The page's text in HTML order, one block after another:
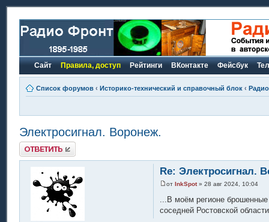
Сайт Правила, доступ Рейтинги ВКонтакте Фейсбук
Список форумов ‹ Историко-технический и справочный блок ‹
Электросигнал. Воронеж.
Ответить
Re: Электросигнал.
от InkSpot» 28 авг 2024, 10:04
...В моём регионе брошенные
соседней Ростовской